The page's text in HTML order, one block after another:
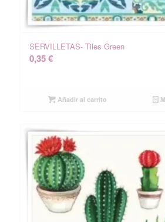
SERVILLETAS- Tiles Green
0,35€
Añadir al carrito